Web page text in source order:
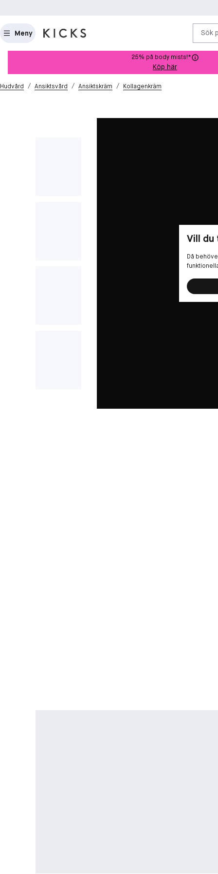
Meny Sök
25% på body mists!*
Köp här
Hudvård / Ansiktsvård / Ansiktskräm / Kollagenkräm
Vill
Då